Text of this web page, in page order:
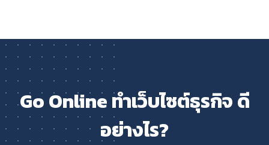
Go Online ทำเว็บไซต์ธุรกิจ ดี
อย่างไร?